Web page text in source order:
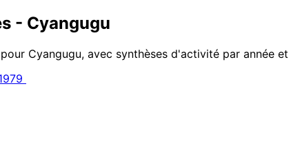
- Cyangugu
Cyangugu, avec synthèses d'activité par année